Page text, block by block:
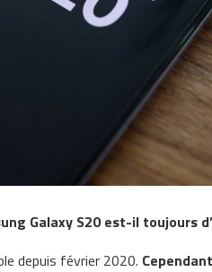
Galaxy S20 est-il toujours
depuis février 2020.